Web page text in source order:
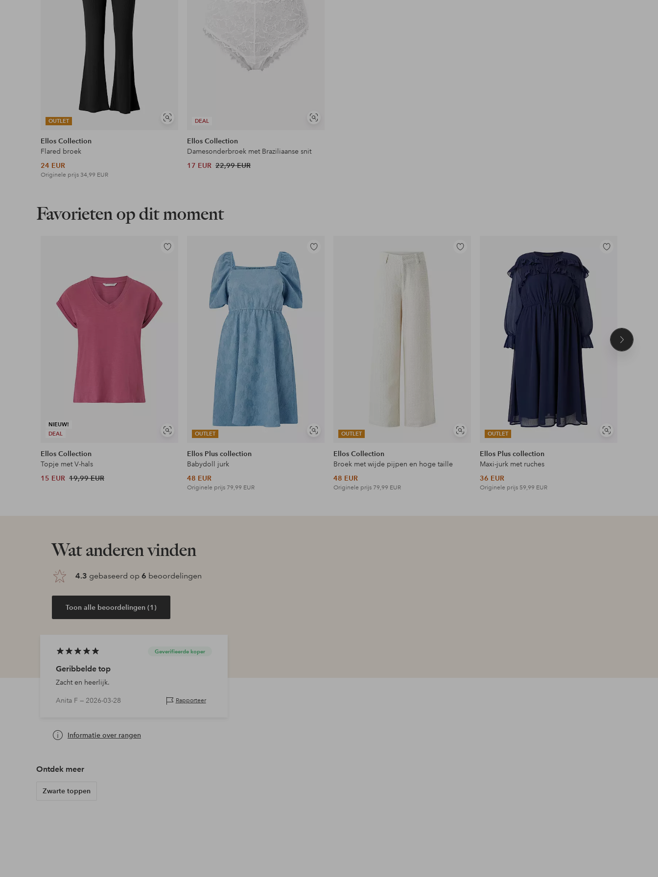
Meer lezen
OUTLET
Soortgelijke
Ellos Collection
Flared broek
24 EUR
Originele prijs 34,99 EUR
DEAL
Soortgelijke
Ellos Collection
Damesonderbroek met Braziliaanse snit
17 EUR 22,99 EUR
Favorieten op dit moment
NIEUW!
DEAL
Soortgelijke
Toevoegen
Ellos Collection
Topje met V-hals
15 EUR 19,99 EUR
OUTLET
Soortgelijke
Toevoegen
Ellos Plus collection
Babydoll jurk
48 EUR
Originele prijs 79,99 EUR
OUTLET
Soortgelijke
Toevoegen
Ellos Collection
Broek met wijde pijpen en hoge taille
48 EUR
Originele prijs 79,99 EUR
OUTLET
Soortgelijke
Toevoegen
Ellos Plus collection
Maxi-jurk met ruches
36 EUR
Originele prijs 59,99 EUR
Volgend
Wat anderen vinden
4.3 gebaseerd op 6 beoordelingen
Toon alle beoordelingen (1)
Geverifieerde koper
Geribbelde top
Zacht en heerlijk.
Anita F — 2026-03-28 Rapporteer
Informatie over rangen
Ontdek meer
Zwarte toppen